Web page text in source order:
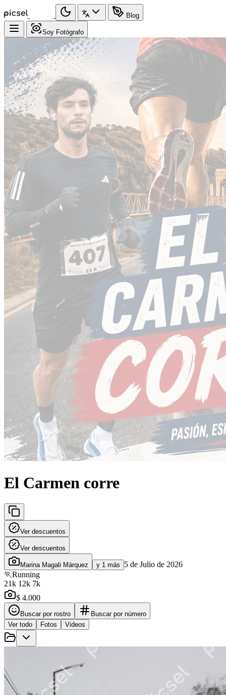
Blog
Soy Fotógrafo
El Carmen corre
Ver descuentos
Ver descuentos
Marina Magali Márquez y 1 más
5 de Julio de 2026
🏃Running
21k 12k 7k
$ 4.000
Buscar por rostro
Buscar por número
Ver todo
Fotos Videos